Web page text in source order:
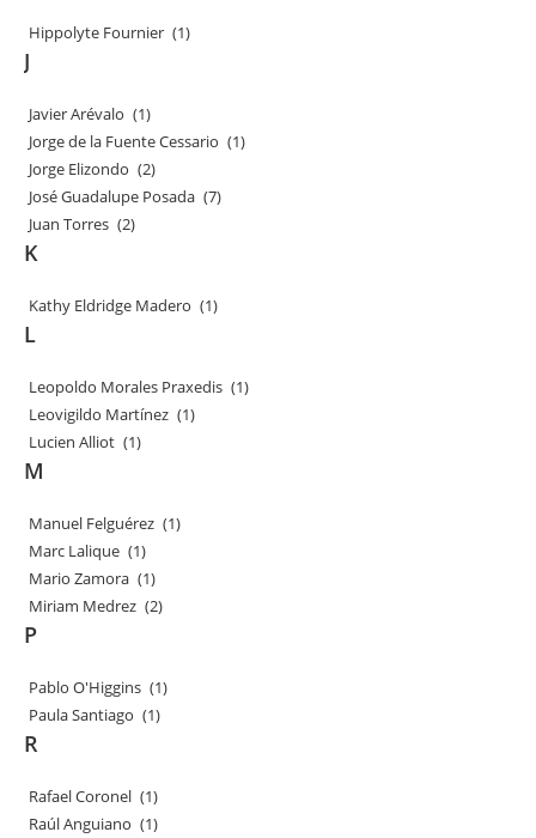
Hippolyte Fournier (1)
J
Javier Arévalo (1)
Jorge de la Fuente Cessario (1)
Jorge Elizondo (2)
José Guadalupe Posada (7)
Juan Torres (2)
K
Kathy Eldridge Madero (1)
L
Leopoldo Morales Praxedis (1)
Leovigildo Martínez (1)
Lucien Alliot (1)
M
Manuel Felguérez (1)
Marc Lalique (1)
Mario Zamora (1)
Miriam Medrez (2)
P
Pablo O'Higgins (1)
Paula Santiago (1)
R
Rafael Coronel (1)
Raúl Anguiano (1)